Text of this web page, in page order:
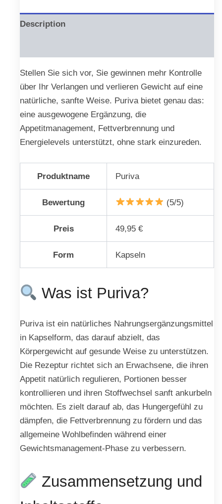
Description
Stellen Sie sich vor, Sie gewinnen mehr Kontrolle
über Ihr Verlangen und verlieren Gewicht auf eine
natürliche, sanfte Weise. Puriva bietet genau das:
eine ausgewogene Ergänzung, die
Appetitmanagement, Fettverbrennung und
Energielevels unterstützt, ohne stark einzureden.
Produktname Puriva
Bewertung (5/5)
Preis 49,95 €
Form Kapseln
Was ist Puriva?
Puriva ist ein natürliches Nahrungsergänzungsmittel
in Kapselform, das darauf abzielt, das
Körpergewicht auf gesunde Weise zu unterstützen.
Die Rezeptur richtet sich an Erwachsene, die ihren
Appetit natürlich regulieren, Portionen besser
kontrollieren und ihren Stoffwechsel sanft ankurbeln
möchten. Es zielt darauf ab, das Hungergefühl zu
dämpfen, die Fettverbrennung zu fördern und das
allgemeine Wohlbefinden während einer
Gewichtsmanagement-Phase zu verbessern.
Zusammensetzung und